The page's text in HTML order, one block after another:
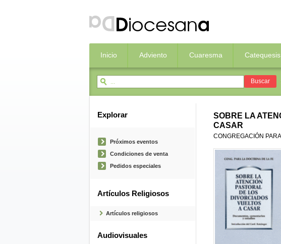
Inicio Adviento Cuaresma Catequesis
Explorar
Próximos eventos
Condiciones de venta
Pedidos especiales
Artículos Religiosos
Artículos religiosos
Audiovisuales
SOBRE LA
CASAR
CONGREGACIÓN